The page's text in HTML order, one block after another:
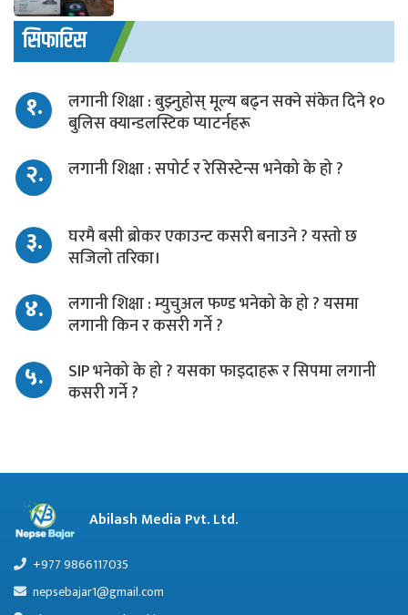
सिफारिस
१.
लगानी शिक्षा : बुझ्नुहोस् मूल्य बढ्न सक्ने संकेत दिने १०
बुलिस क्यान्डलस्टिक प्याटर्नहरू
२. लगानी शिक्षा : सपोर्ट र रेसिस्टेन्स भनेको के हो ?
३.
घरमै बसी ब्रोकर एकाउन्ट कसरी बनाउने ? यस्तो छ
सजिलो तरिका।
४.
लगानी शिक्षा : म्युचुअल फण्ड भनेको के हो ? यसमा
लगानी किन र कसरी गर्ने ?
५.
SIP भनेको के हो ? यसका फाइदाहरू र सिपमा लगानी
कसरी गर्ने ?
Abilash Media Pvt. Ltd.
+977 9866117035
nepsebajar1@gmail.com